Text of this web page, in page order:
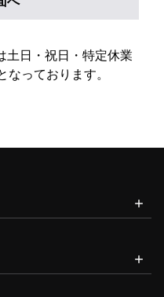
土日・祝日・特定休業
なっております。